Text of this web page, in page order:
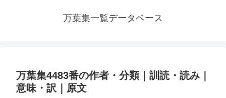
万葉集一覧データベース
万葉集4483番の作者・分類｜訓読・読み｜
意味・訳｜原文